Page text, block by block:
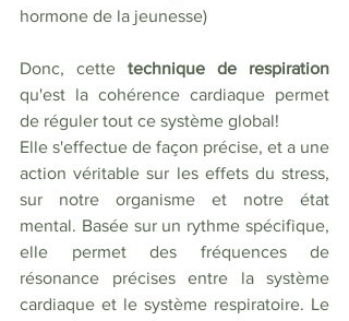
hormone de la jeunesse)
Donc, cette technique de respiration
qu'est la cohérence cardiaque permet
de réguler tout ce système global!
Elle s'effectue de façon précise, et a une
action véritable sur les effets du stress,
sur notre organisme et notre état
mental. Basée sur un rythme spécifique,
elle permet des fréquences de
résonance précises entre la système
cardiaque et le système respiratoire. Le